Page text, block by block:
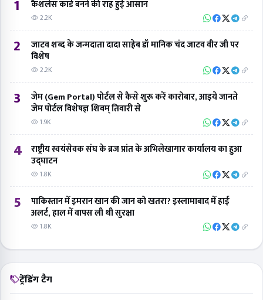
1 कैशलेस कार्ड बनने की राह हुई आसान
2.2K
2
जाटव शब्द के जन्मदाता दादा साहेब डॉ मानिक चंद जाटव वीर जी पर
विशेष
2.2K
3
जेम (Gem Portal) पोर्टल से कैसे शुरू करें कारोबार, आइये जानते
जेम पोर्टल विशेषज्ञ शिवम् तिवारी से
1.9K
4
राष्ट्रीय स्वयंसेवक संघ के ब्रज प्रांत के अभिलेखागार कार्यालय का हुआ
उद्घाटन
1.8K
5
पाकिस्तान में इमरान खान की जान को खतरा? इस्लामाबाद में हाई
अलर्ट, हाल में वापस ली थी सुरक्षा
1.8K
ट्रेंडिंग टैग